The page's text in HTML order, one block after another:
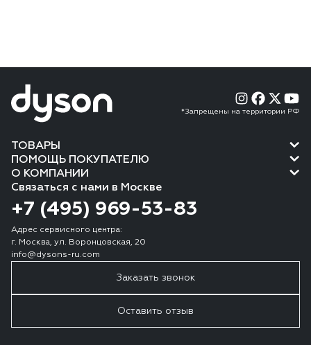
*Запрещены на территории РФ
ТОВАРЫ
ПОМОЩЬ ПОКУПАТЕЛЮ
О КОМПАНИИ
Связаться с нами в Москве
+7 (495) 969-53-83
Адрес сервисного центра:
г. Москва, ул. Воронцовская, 20
info@dysons-ru.com
Заказать звонок
Оставить отзыв